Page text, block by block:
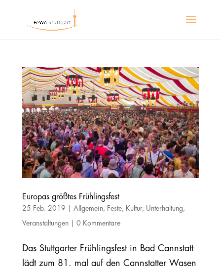
Europas größtes Frühlingsfest
25 Feb. 2019 Allgemein, Feste, Kultur, Unterhaltung ,
Veranstaltungen| 0 Kommentare
Das Stuttgarter Frühlingsfest in Bad Cannstatt
lädt zum 81. mal auf den Cannstatter Wasen